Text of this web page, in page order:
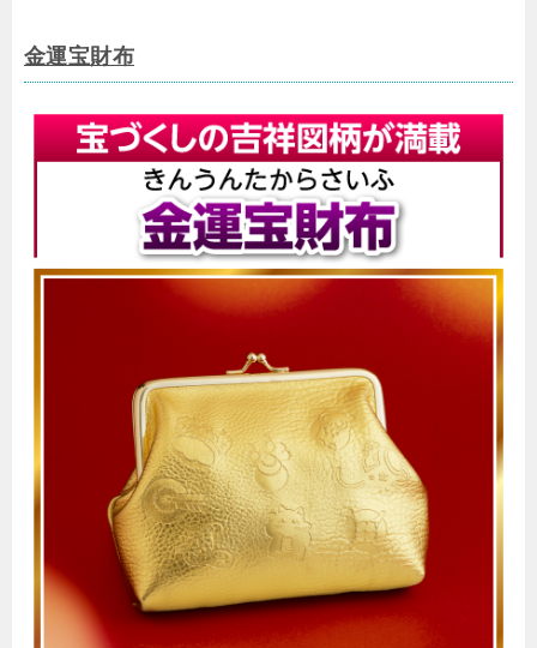
金運宝財布